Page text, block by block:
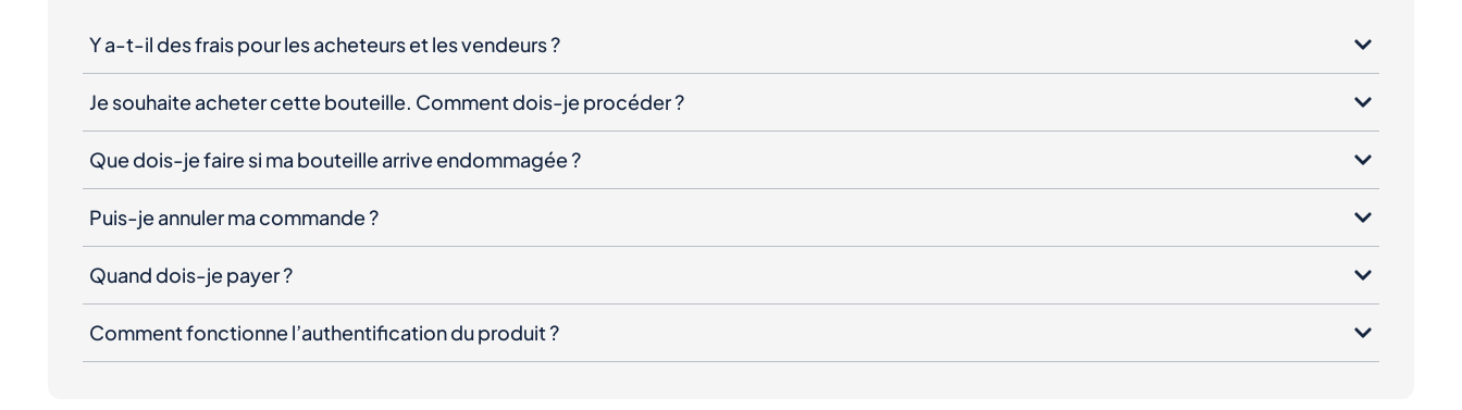
Y a-t-il des frais pour les acheteurs et les vendeurs ?
Je souhaite acheter cette bouteille. Comment dois-je procéder ?
Que dois-je faire si ma bouteille arrive endommagée ?
Puis-je annuler ma commande ?
Quand dois-je payer ?
Comment fonctionne l’authentification du produit ?